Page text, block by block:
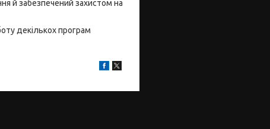
й забезпечений захистом на
декількох програм